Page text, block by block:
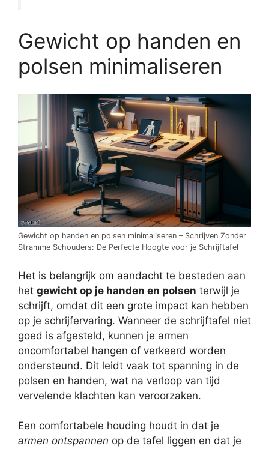
Gewicht op handen en
polsen minimaliseren
Gewicht op handen en polsen minimaliseren – Schrijven Zonder
Stramme Schouders: De Perfecte Hoogte voor je Schrijftafel
Het is belangrijk om aandacht te besteden aan
het gewicht op je handen en polsen terwijl je
schrijft, omdat dit een grote impact kan hebben
op je schrijfervaring. Wanneer de schrijftafel niet
goed is afgesteld, kunnen je armen
oncomfortabel hangen of verkeerd worden
ondersteund. Dit leidt vaak tot spanning in de
polsen en handen, wat na verloop van tijd
vervelende klachten kan veroorzaken.
Een comfortabele houding houdt in dat je
armen ontspannen op de tafel liggen en dat je